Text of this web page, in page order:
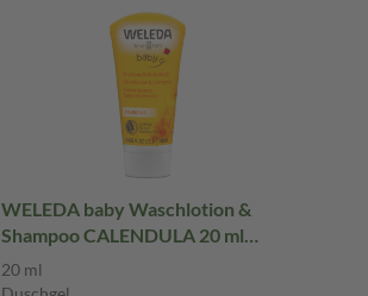
WELEDA baby Waschlotion &
Shampoo CALENDULA 20 ml
Duschgel
20 ml